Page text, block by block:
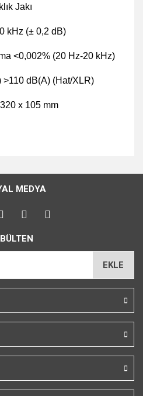
Jakı
kHz (± 0,2 dB)
<0,002% (20 Hz-20 kHz)
>110 dB(A) (Hat/XLR)
x 105 mm
noktaları öneri formunu
ederiz.
bilgiler bulunuyor.
olmalı.
MEDYA
EKLE